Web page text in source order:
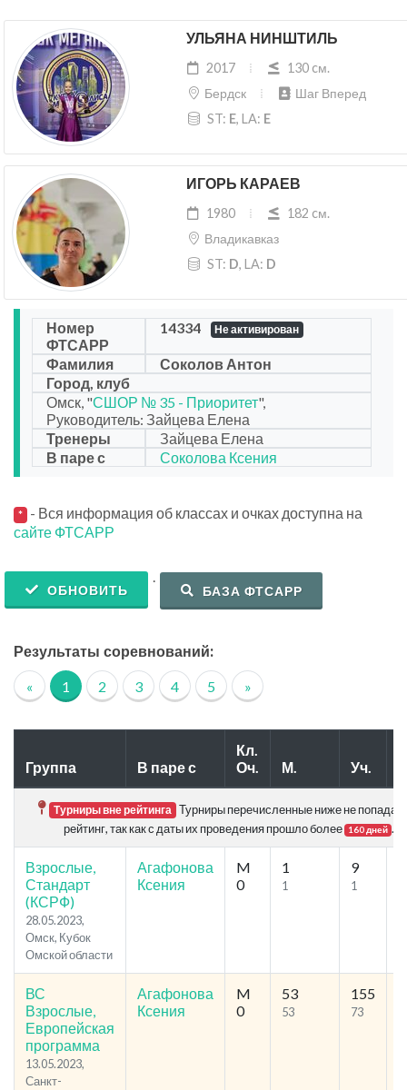
УЛЬЯНА НИНШТИЛЬ
2017
130 cм.
Бердск
Шаг Вперед
ST: E, LA: E
ИГОРЬ КАРАЕВ
1980
182 cм.
Владикавказ
ST: D, LA: D
Номер
ФТСАРР
14334 Не активирован
Фамилия
Соколов Антон
Город, клуб
Омск, "СШОР № 35 - Приоритет",
Руководитель: Зайцева Елена
Тренеры
Зайцева Елена
В паре с
Соколова Ксения
* - Вся информация об классах и очках доступна на
сайте ФТСАРР
ОБНОВИТЬ
.
БАЗА ФТСАРР
Результаты соревнований:
« 1 2 3 4 5 »
Группа В паре с
Кл.
Оч.
М. Уч.
Турниры вне рейтинга Турниры перечисленные ниже не
рейтинг, так как с даты их проведения прошло более 160 дней .
Взрослые,
Стандарт
(КСРФ)
28.05.2023,
Омск, Кубок
Омской области
Агафонова
Ксения
M
0
1
1
9
1
ВС
Взрослые,
Европейская
программа
13.05.2023,
Санкт-
Агафонова
Ксения
M
0
53
53
155
73